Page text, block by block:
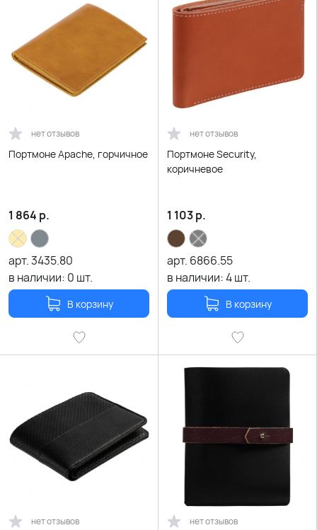
нет отзывов
Портмоне Apache, горчичное
1 864 р.
арт.3435.80
в наличии: 0 шт.
В корзину
нет отзывов
Портмоне Security,
коричневое
1 103р.
арт. 6866.55
в наличии:4шт.
В корзину
нет отзывов нет отзывов